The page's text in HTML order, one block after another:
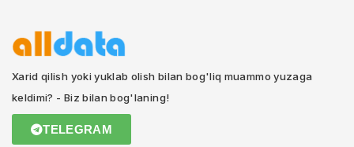
Xarid qilish yoki yuklab olish bilan bog'liq muammo yuzaga
keldimi? - Biz bilan bog'laning!
TELEGRAM